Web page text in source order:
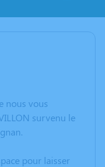
nous vous
survenu le
pour laisser